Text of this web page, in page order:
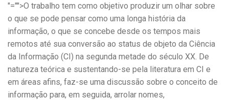
"="">O trabalho tem como objetivo produzir um olhar sobre
o que se pode pensar como uma longa história da
informação, o que se concebe desde os tempos mais
remotos até sua conversão ao status de objeto da Ciência
da Informação (CI) na segunda metade do século XX. De
natureza teórica e sustentando-se pela literatura em CI e
em áreas afins, faz-se uma discussão sobre o conceito de
informação para, em seguida, arrolar nomes,